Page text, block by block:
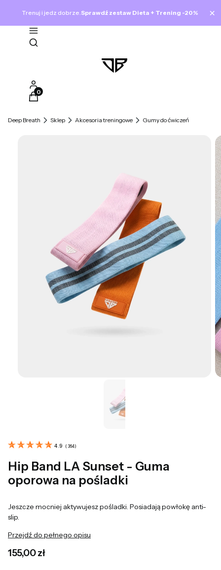
Trenuj i jedz dobrze.Sprawdź zestaw Dieta + Trening -20% ×
Otwórz wyszukiwarkę
Produkty w koszyku: 0. Zobacz szczegóły
Deep Breath Sklep Akcesoria treningowe Gumy do ćwiczeń
4.9 ( 364)
Hip Band LA Sunset - Guma
oporowa na pośladki
Jeszcze mocniej aktywujesz pośladki. Posiadają powłokę anti-
slip.
Przejdź do pełnego opisu
Cena
155,00 zł